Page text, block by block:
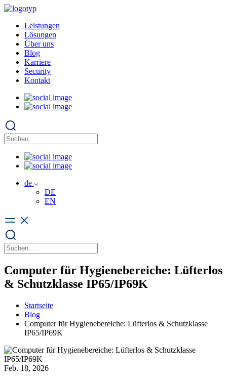
Leistungen
Lösungen
Über uns
Blog
Karriere
Security
Kontakt
de
DE
EN
Computer für Hygienebereiche: Lüfterlos
& Schutzklasse IP65/IP69K
Startseite
Blog
Computer für Hygienebereiche: Lüfterlos & Schutzklasse
IP65/IP69K
Feb. 18, 2026